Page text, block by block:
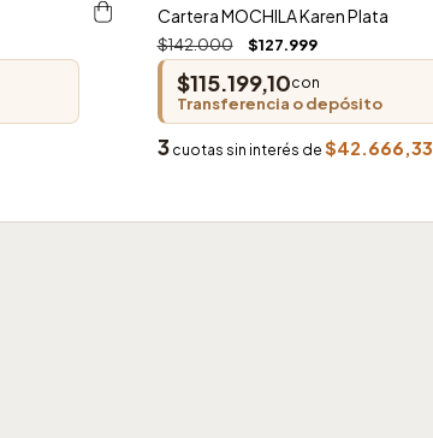
Cartera MOCHILA Karen Plata
$142.000 $127.999
$115.199,10con
Transferencia o depósito
3 cuotas sin interés de $42.666,33